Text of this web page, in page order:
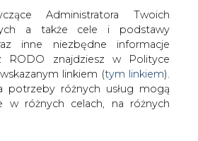
Administratora Twoich
a także cele i podstawy
inne niezbędne informacje
RODO znajdziesz w Polityce
linkiem (tym linkiem).
potrzeby różnych usług mogą
w różnych celach, na różnych
skomentuj
udostępnij:
PKN Orlen